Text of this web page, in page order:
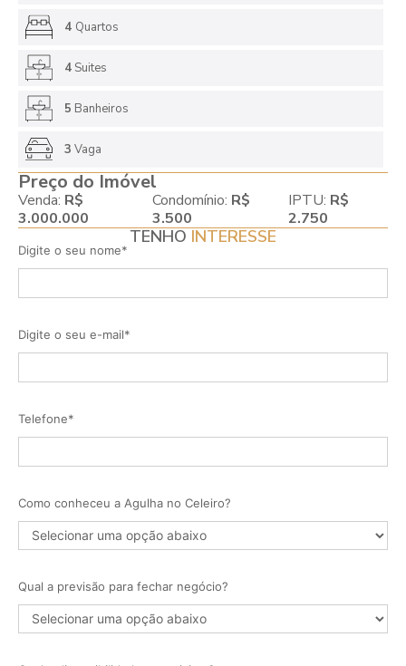
4 Quartos
4Suites
5 Banheiros
3 Vaga
Preço do Imóvel
Venda: R$
3.000.000
Condomínio: R$
3.500
IPTU: R$
2.750
TENHO INTERESSE
Digite o seu nome*
Digite o seu e-mail*
Telefone*
Como conheceu a Agulha no Celeiro?
Qual a previsão para fechar negócio?